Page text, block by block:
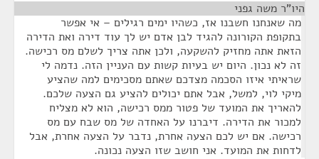
היו"ר משה גפני
מה שאנחנו חשבנו אז, כשהיו ימים רגילים – אי אפשר
בתקופת הקורונה להגיד לבן אדם יש לך עוד דירה ואת הדירה
הזאת אתה מחזיק להשקעה, ולכן אתה צריך לשלם מס רכישה.
זה לא נכון. היום יש בעיות קשות עם העניין הזה. נדמה לי
שראיתי איזו הסכמה מצדכם שאתם מסכימים למה שהציע
מיקי לוי, למשל, אבל אתם יכולים להציע גם הצעה שלכם.
להאריך את המועד של פטור ממס רכישה, הוא לא מצליח
למכור את הדירה. דיברנו על האחדה של מס שבח עם מס
רכישה. אם יש לכם הצעה אחרת, נדבר על הצעה אחרת, אבל
לדחות את המועד. אני חושב שזו הצעה נכונה.